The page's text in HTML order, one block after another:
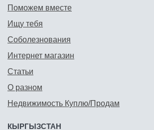
Поможем вместе
Ищу тебя
Соболезнования
Интернет магазин
Статьи
О разном
Недвижимость Куплю/Продам
КЫРГЫЗСТАН